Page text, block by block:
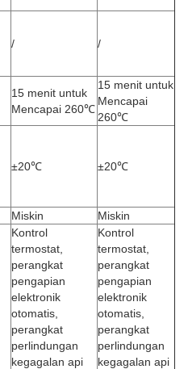
/ /
15 menit untuk
Mencapai 260℃
15 menit untuk
Mencapai
260℃
±20℃ ±20℃
Miskin Miskin
Kontrol
termostat,
perangkat
pengapian
elektronik
otomatis,
perangkat
perlindungan
kegagalan api
Kontrol
termostat,
perangkat
pengapian
elektronik
otomatis,
perangkat
perlindungan
kegagalan api